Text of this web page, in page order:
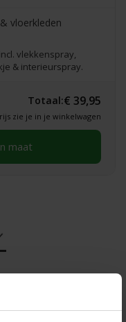
vloerkleden
vlekkenspray,
& interieurspray.
Totaal:€ 39,95
zie je in je winkelwagen
maat